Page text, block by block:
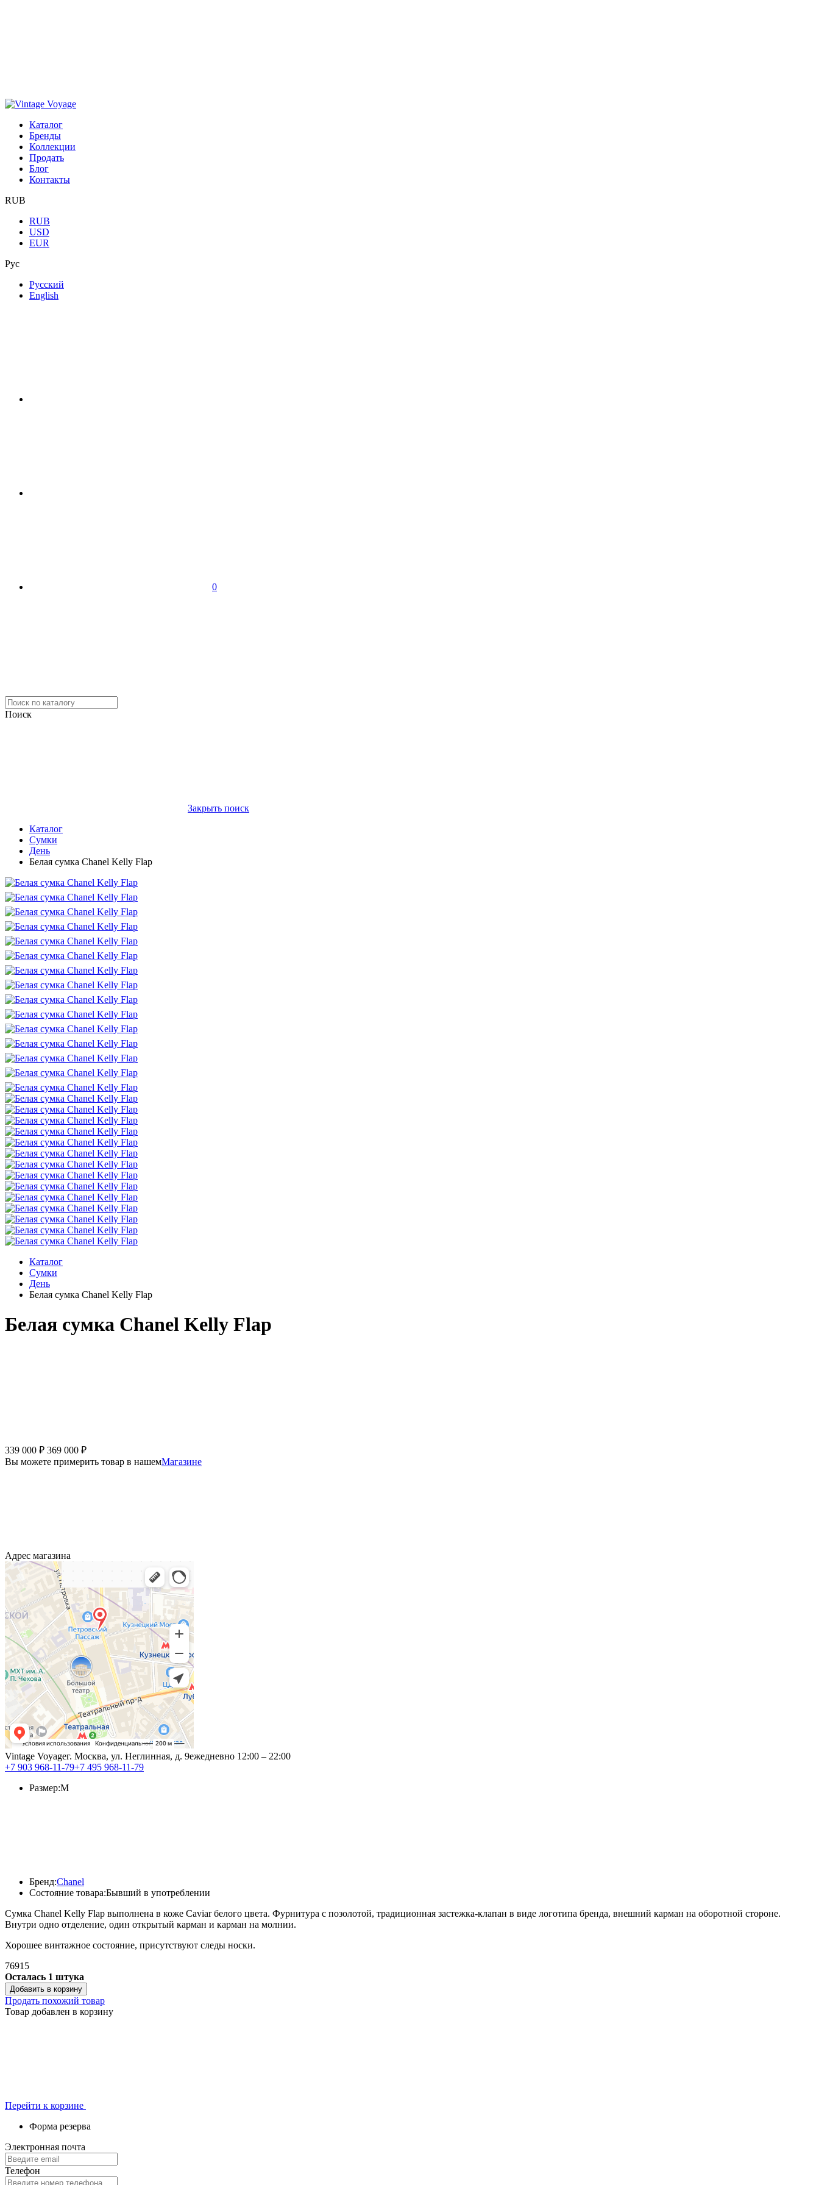
Каталог
Бренды
Коллекции
Продать
Блог
Контакты
RUB
RUB
USD
EUR
Рус
Русский
English
0
Поиск
Закрыть поиск
Каталог
Сумки
День
Белая сумка Chanel Kelly Flap
Каталог
Сумки
День
Белая сумка Chanel Kelly Flap
Белая сумка Chanel Kelly Flap
339 000 ₽ 369 000 ₽
Вы можете примерить товар в нашемМагазине
Адрес магазина
Vintage Voyageг. Москва, ул. Неглинная, д. 9ежедневно 12:00 – 22:00
+7 903 968-11-79+7 495 968-11-79
Состояние товара:Бывший в употреблении
Бренд:Chanel
Размер:M
Сумка Chanel Kelly Flap выполнена в коже Caviar белого цвета. Фурнитура с позолотой, традиционная застежка-клапан в виде логотипа бренда, внешний карман на оборотной стороне.
Внутри одно отделение, один открытый карман и карман на молнии.
Хорошее винтажное состояние, присутствуют следы носки.
76915
Осталась 1 штука
Добавить в корзину
Продать похожий товар
Товар добавлен в корзину
Перейти к корзине
Форма резерва
Электронная почта
Телефон